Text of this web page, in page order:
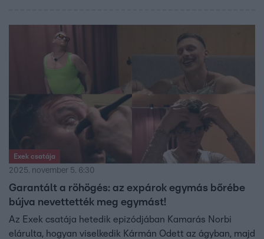
Exek csatája
2025. november 5. 6:30
Garantált a röhögés: az expárok egymás bőrébe
bújva nevettették meg egymást!
Az Exek csatája hetedik epizódjában Kamarás Norbi
elárulta, hogyan viselkedik Kármán Odett az ágyban, majd